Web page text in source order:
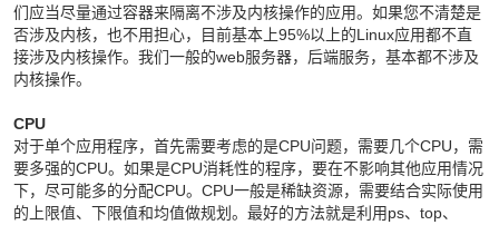
们应当尽量通过容器来隔离不涉及内核操作的应用。如果您不清楚是
否涉及内核，也不用担心，目前基本上95%以上的Linux应用都不直
接涉及内核操作。我们一般的web服务器，后端服务，基本都不涉及
内核操作。
CPU
对于单个应用程序，首先需要考虑的是CPU问题，需要几个CPU，需
要多强的CPU。如果是CPU消耗性的程序，要在不影响其他应用情况
下，尽可能多的分配CPU。CPU一般是稀缺资源，需要结合实际使用
的上限值、下限值和均值做规划。最好的方法就是利用ps、top、